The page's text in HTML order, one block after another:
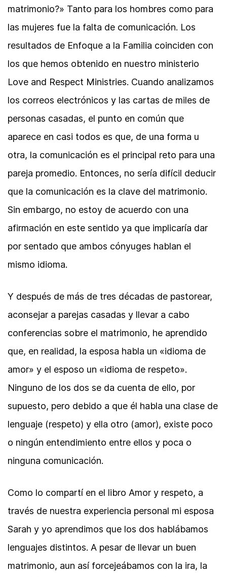
matrimonio?» Tanto para los hombres como para
las mujeres fue la falta de comunicación. Los
resultados de Enfoque a la Familia coinciden con
los que hemos obtenido en nuestro ministerio
Love and Respect Ministries. Cuando analizamos
los correos electrónicos y las cartas de miles de
personas casadas, el punto en común que
aparece en casi todos es que, de una forma u
otra, la comunicación es el principal reto para una
pareja promedio. Entonces, no sería difícil deducir
que la comunicación es la clave del matrimonio.
Sin embargo, no estoy de acuerdo con una
afirmación en este sentido ya que implicaría dar
por sentado que ambos cónyuges hablan el
mismo idioma.
Y después de más de tres décadas de pastorear,
aconsejar a parejas casadas y llevar a cabo
conferencias sobre el matrimonio, he aprendido
que, en realidad, la esposa habla un «idioma de
amor» y el esposo un «idioma de respeto».
Ninguno de los dos se da cuenta de ello, por
supuesto, pero debido a que él habla una clase de
lenguaje (respeto) y ella otro (amor), existe poco
o ningún entendimiento entre ellos y poca o
ninguna comunicación.
Como lo compartí en el libro Amor y respeto, a
través de nuestra experiencia personal mi esposa
Sarah y yo aprendimos que los dos hablábamos
lenguajes distintos. A pesar de llevar un buen
matrimonio, aun así forcejeábamos con la ira, la